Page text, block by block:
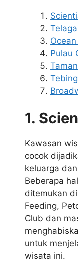
Pulau
1.
Kawasan
cocok
keluarga
Beberapa
ditemukan
Feeding,
Club dan
untuk
wisata ini.